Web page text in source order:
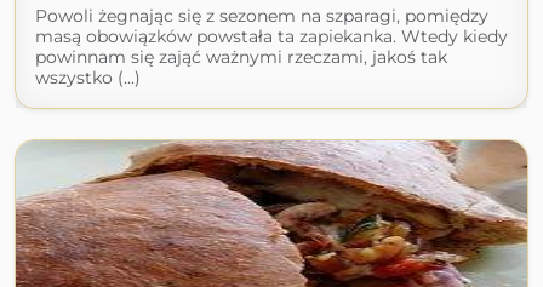
Powoli żegnając się z sezonem na szparagi, pomiędzy
masą obowiązków powstała ta zapiekanka. Wtedy kiedy
powinnam się zająć ważnymi rzeczami, jakoś tak
wszystko (...)